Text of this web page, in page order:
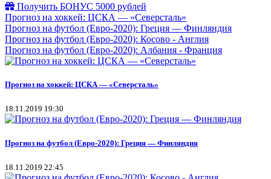
Получить БОНУС 5000 рублей
Прогноз на хоккей: ЦСКА — «Северсталь»
Прогноз на футбол (Евро-2020): Греция — Финляндия
Прогноз на футбол (Евро-2020): Косово - Англия
Прогноз на футбол (Евро-2020): Албания - Франция
Прогноз на хоккей: ЦСКА — «Северсталь»
18.11.2019 19:30
Прогноз на футбол (Евро-2020): Греция — Финляндия
18.11.2019 22:45